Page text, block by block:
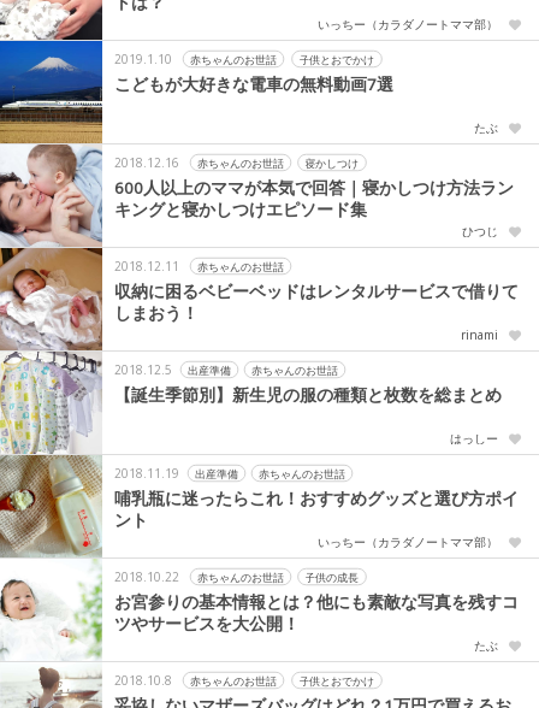
いっちー（カラダノートママ部）
2019.1.10 赤ちゃんのお世話 子供とおでかけ
こどもが大好きな電車の無料動画7選
たぶ
2018.12.16 赤ちゃんのお世話 寝かしつけ
600人以上のママが本気で回答｜寝かしつけ方法ラン
キングと寝かしつけエピソード集
ひつじ
2018.12.11 赤ちゃんのお世話
収納に困るベビーベッドはレンタルサービスで借りて
しまおう！
rinami
2018.12.5 出産準備 赤ちゃんのお世話
【誕生季節別】新生児の服の種類と枚数を総まとめ
はっしー
2018.11.19 出産準備 赤ちゃんのお世話
哺乳瓶に迷ったらこれ！おすすめグッズと選び方ポイ
ント
いっちー（カラダノートママ部）
2018.10.22 赤ちゃんのお世話 子供の成長
お宮参りの基本情報とは？他にも素敵な写真を残すコ
ツやサービスを大公開！
たぶ
2018.10.8 赤ちゃんのお世話 子供とおでかけ